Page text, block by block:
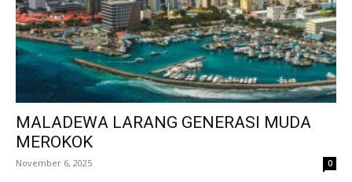
MALADEWA LARANG GENERASI MUDA
MEROKOK
November 6, 2025 0